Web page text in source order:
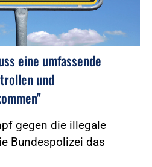
eine umfassende
und
gegen die illegale
Bundespolizei das